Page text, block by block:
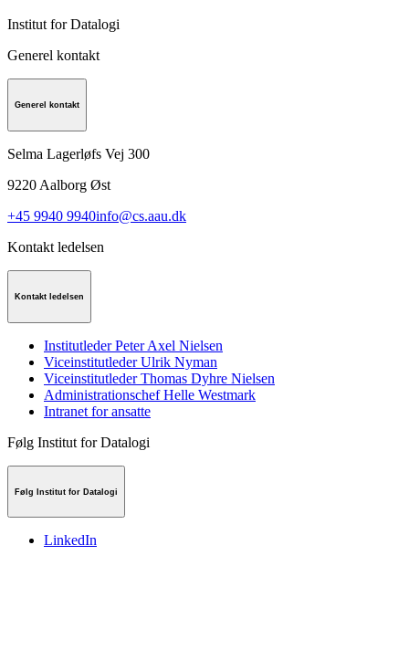
Institut for Datalogi
Generel kontakt
Generel kontakt
Selma Lagerløfs Vej 300
9220 Aalborg Øst
+45 9940 9940info@cs.aau.dk
Kontakt ledelsen
Kontakt ledelsen
Institutleder Peter Axel Nielsen
Viceinstitutleder Ulrik Nyman
Viceinstitutleder Thomas Dyhre Nielsen
Administrationschef Helle Westmark
Intranet for ansatte
Følg Institut for Datalogi
Følg Institut for Datalogi
LinkedIn